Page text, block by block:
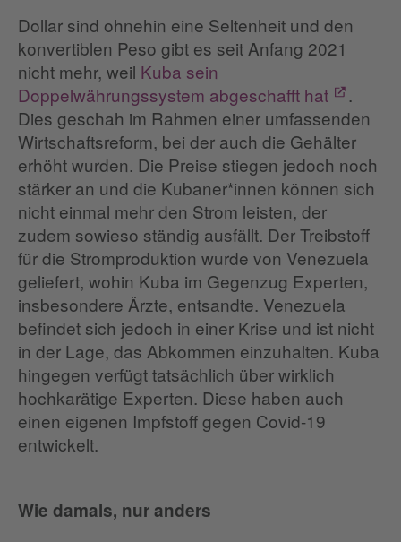
Dollar sind ohnehin eine Seltenheit und den
konvertiblen Peso gibt es seit Anfang 2021
nicht mehr, weil Kuba sein
Doppelwährungssystem abgeschafft hat
.
Dies geschah im Rahmen einer umfassenden
Wirtschaftsreform, bei der auch die Gehälter
erhöht wurden. Die Preise stiegen jedoch noch
stärker an und die Kubaner*innen können sich
nicht einmal mehr den Strom leisten, der
zudem sowieso ständig ausfällt. Der Treibstoff
für die Stromproduktion wurde von Venezuela
geliefert, wohin Kuba im Gegenzug Experten,
insbesondere Ärzte, entsandte. Venezuela
befindet sich jedoch in einer Krise und ist nicht
in der Lage, das Abkommen einzuhalten. Kuba
hingegen verfügt tatsächlich über wirklich
hochkarätige Experten. Diese haben auch
einen eigenen Impfstoff gegen Covid-19
entwickelt.
Wie damals, nur anders